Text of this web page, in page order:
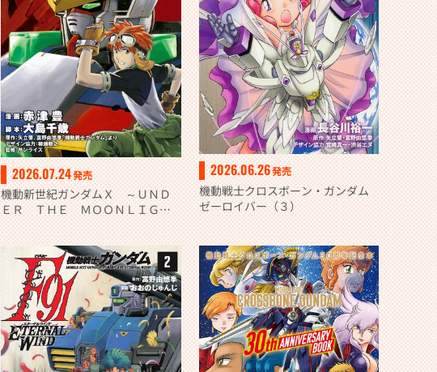
2026.07.24発売
機動新世紀ガンダムＸ ～ＵＮＤ
ＥＲ ＴＨＥ ＭＯＯＮＬＩＧＨ
2026.06.26発売
機動戦士クロスボーン・ガンダム
ゼーロイバー（３）